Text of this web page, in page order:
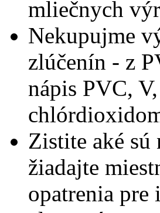
mliečnych
Nekupujme
zlúčenín - z
nápis PVC,
Zistite aké sú
žiadajte
opatrenia